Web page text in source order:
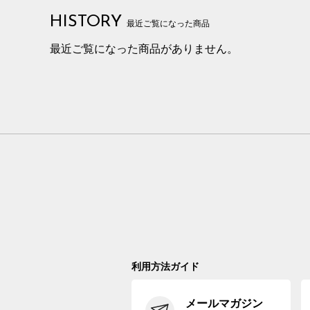
HISTORY 最近ご覧になった商品
最近ご覧になった商品がありません。
利用方法ガイド
メールマガジン